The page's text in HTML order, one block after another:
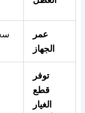
عمر
الجهاز
توفر
قطع
الغيار